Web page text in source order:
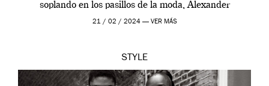
soplando en los pasillos de la moda, Alexander
McQueen se prepara para una […]
21 / 02 / 2024 — VER MÁS
STYLE